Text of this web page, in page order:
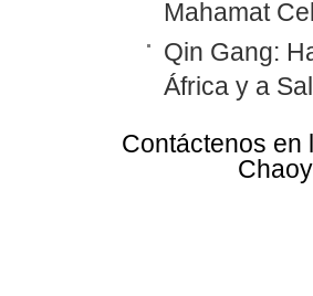
Mahamat
Qin Gang:
África y a
Contáctenos en